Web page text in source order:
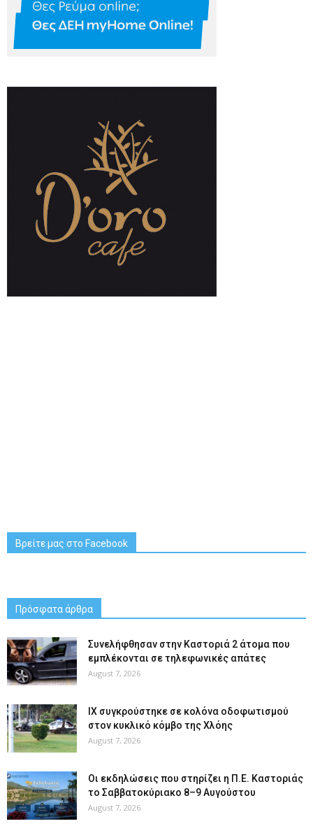
Βρείτε μας στο Facebook
Πρόσφατα άρθρα
Συνελήφθησαν στην Καστοριά 2 άτομα που
εμπλέκονται σε τηλεφωνικές απάτες
August 7, 2026
ΙΧ συγκρούστηκε σε κολόνα οδοφωτισμού
στον κυκλικό κόμβο της Χλόης
August 7, 2026
Οι εκδηλώσεις που στηρίζει η Π.Ε. Καστοριάς
το Σαββατοκύριακο 8–9 Αυγούστου
August 7, 2026